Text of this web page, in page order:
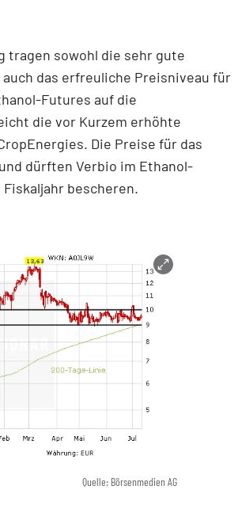
tragen sowohl die sehr gute
das erfreuliche Preisniveau für
Futures auf die
die vor Kurzem erhöhte
Die Preise für das
dürften Verbio im Ethanol-
bescheren.
Quelle: Börsenmedien AG